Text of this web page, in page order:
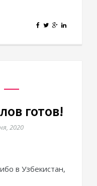
готов!
2020
в Узбекистан,